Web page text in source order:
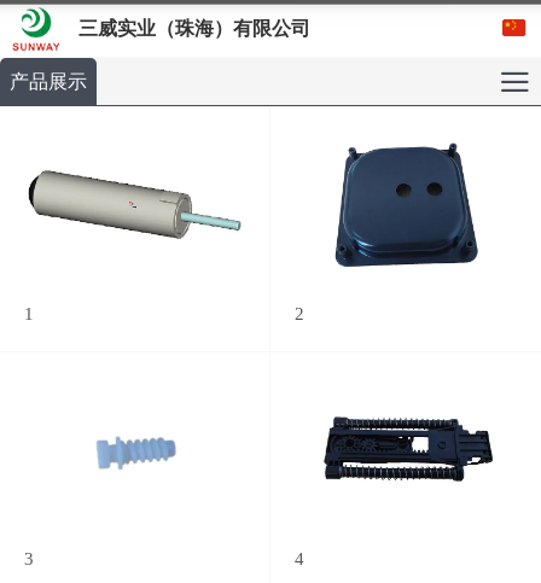
三威实业（珠海）有限公司
产品展示
1 2
3 4